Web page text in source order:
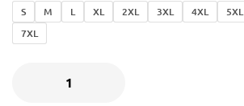
S M L XL 2XL 3XL 4XL 5XL
7XL